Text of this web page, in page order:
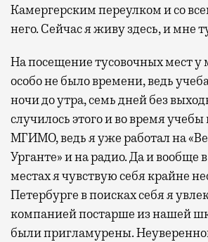
Камергерским переулком и со
него. Сейчас я живу здесь, и мне
На посещение тусовочных мест у
особо не было времени, ведь
ночи до утра, семь дней без
случилось этого и во время учебы
МГИМО, ведь я уже работал на
Урганте» и на радио. Да и вообще
местах я чувствую себя крайне
Петербурге в поисках себя я
компанией постарше из нашей
были пригламурены.